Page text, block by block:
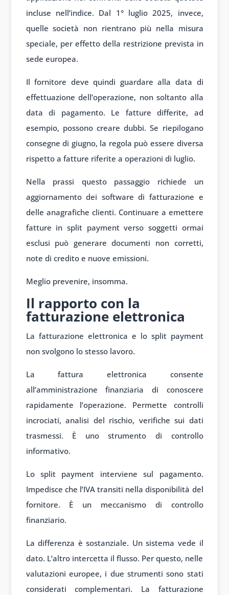
incluse nell’indice. Dal 1° luglio 2025, invece,
quelle società non rientrano più nella misura
speciale, per effetto della restrizione prevista in
sede europea.
Il fornitore deve quindi guardare alla data di
effettuazione dell’operazione, non soltanto alla
data di pagamento. Le fatture differite, ad
esempio, possono creare dubbi. Se riepilogano
consegne di giugno, la regola può essere diversa
rispetto a fatture riferite a operazioni di luglio.
Nella prassi questo passaggio richiede un
aggiornamento dei software di fatturazione e
delle anagrafiche clienti. Continuare a emettere
fatture in split payment verso soggetti ormai
esclusi può generare documenti non corretti,
note di credito e nuove emissioni.
Meglio prevenire, insomma.
Il rapporto con la
fatturazione elettronica
La fatturazione elettronica e lo split payment
non svolgono lo stesso lavoro.
La fattura elettronica consente
all’amministrazione finanziaria di conoscere
rapidamente l’operazione. Permette controlli
incrociati, analisi del rischio, verifiche sui dati
trasmessi. È uno strumento di controllo
informativo.
Lo split payment interviene sul pagamento.
Impedisce che l’IVA transiti nella disponibilità del
fornitore. È un meccanismo di controllo
finanziario.
La differenza è sostanziale. Un sistema vede il
dato. L’altro intercetta il flusso. Per questo, nelle
valutazioni europee, i due strumenti sono stati
considerati complementari. La fatturazione